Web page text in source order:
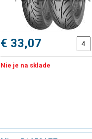
€ 33,07
Nie je na sklade